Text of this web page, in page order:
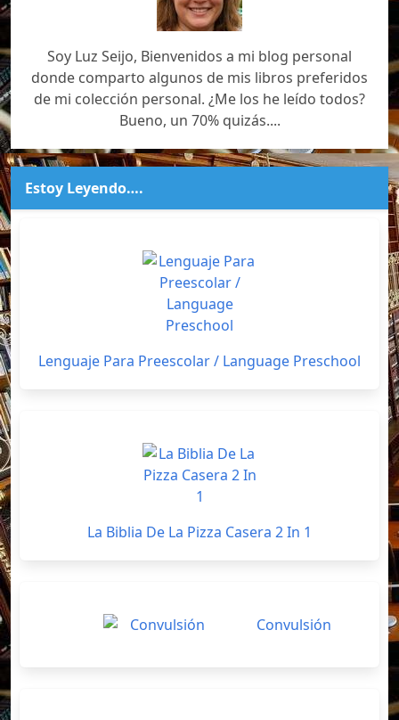
Soy Luz Seijo, Bienvenidos a mi blog personal
donde comparto algunos de mis libros preferidos
de mi colección personal. ¿Me los he leído todos?
Bueno, un 70% quizás....
Estoy Leyendo….
Lenguaje Para Preescolar / Language Preschool
La Biblia De La Pizza Casera 2 In 1
Convulsión